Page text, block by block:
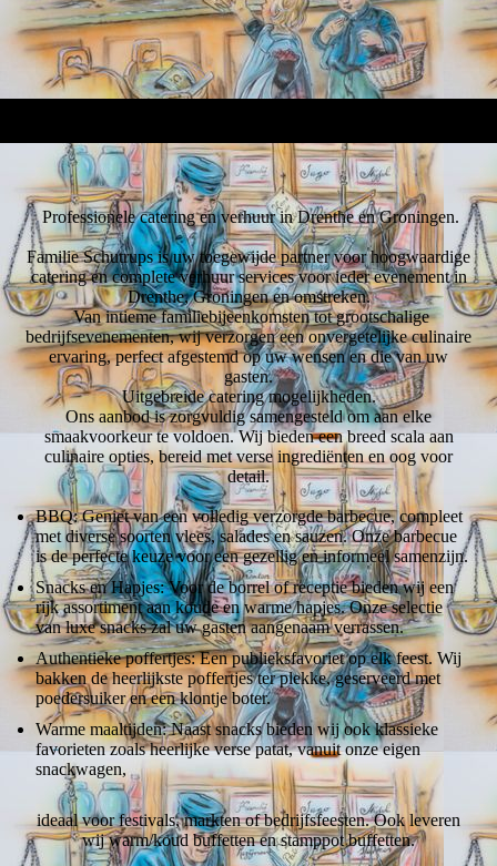
Professionele catering en verhuur in Drenthe en Groningen.
Familie Schutrups is uw toegewijde partner voor hoogwaardige
catering en complete verhuur services voor ieder evenement in
Drenthe, Groningen en omstreken.
Van intieme familiebijeenkomsten tot grootschalige
bedrijfsevenementen, wij verzorgen een onvergetelijke culinaire
ervaring, perfect afgestemd op uw wensen en die van uw
gasten.
Uitgebreide catering mogelijkheden.
Ons aanbod is zorgvuldig samengesteld om aan elke
smaakvoorkeur te voldoen. Wij bieden een breed scala aan
culinaire opties, bereid met verse ingrediënten en oog voor
detail.
BBQ: Geniet van een volledig verzorgde barbecue, compleet
met diverse soorten vlees, salades en sauzen. Onze barbecue
is de perfecte keuze voor een gezellig en informeel samenzijn.
Snacks en Hapjes: Voor de borrel of receptie bieden wij een
rijk assortiment aan koude en warme hapjes. Onze selectie
van luxe snacks zal uw gasten aangenaam verrassen.
Authentieke poffertjes: Een publieksfavoriet op elk feest. Wij
bakken de heerlijkste poffertjes ter plekke, geserveerd met
poedersuiker en een klontje boter.
Warme maaltijden: Naast snacks bieden wij ook klassieke
favorieten zoals heerlijke verse patat, vanuit onze eigen
snackwagen,
ideaal voor festivals, markten of bedrijfsfeesten. Ook leveren
wij warm/koud buffetten en stamppot buffetten.